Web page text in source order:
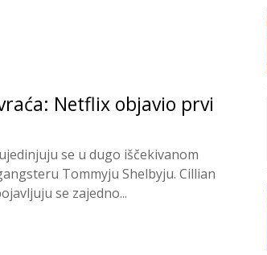
Netflix objavio prvi
se u dugo iščekivanom
Tommyju Shelbyju. Cillian
se zajedno...